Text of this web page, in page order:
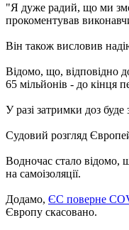
"Я дуже радий, що ми
прокоментував
Він також висловив
Відомо, що, відповідно
65 мільйонів - до кінця
У разі затримки доз
Судовий розгляд
Водночас стало відомо,
на самоізоляції.
Додамо, ЄС поверне
Європу скасовано.